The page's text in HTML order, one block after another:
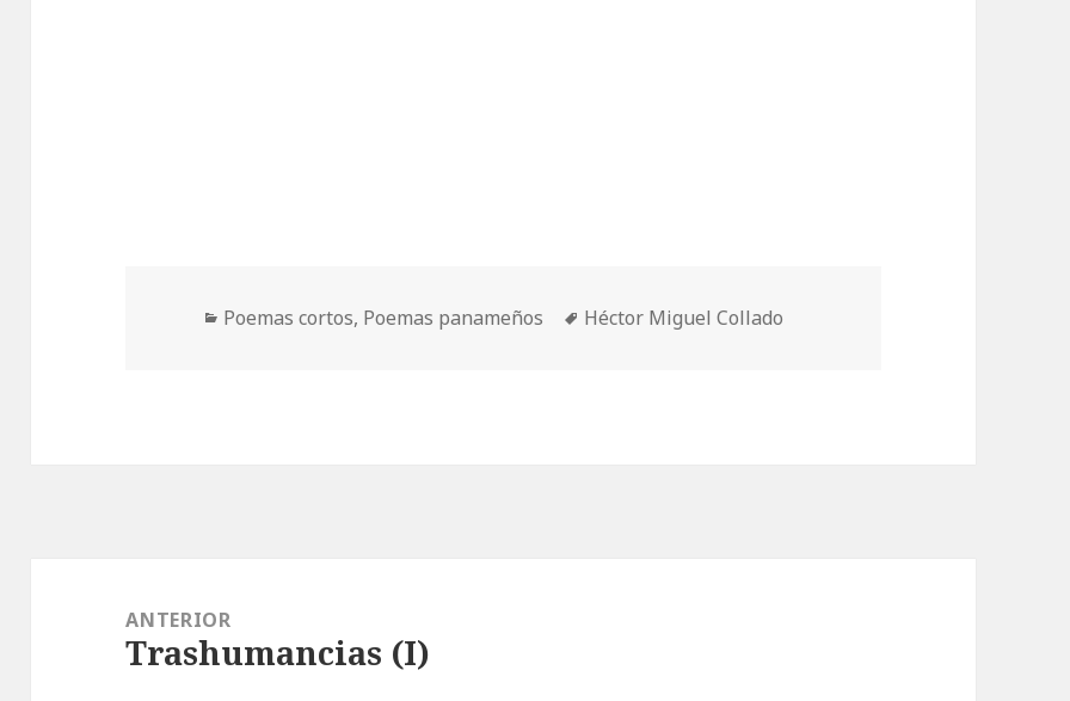
Categorías
Poemas cortos, Poemas panameños Etiquetas
Héctor Miguel Collado
entradas
ANTERIOR
Entrada
Trashumancias (I)